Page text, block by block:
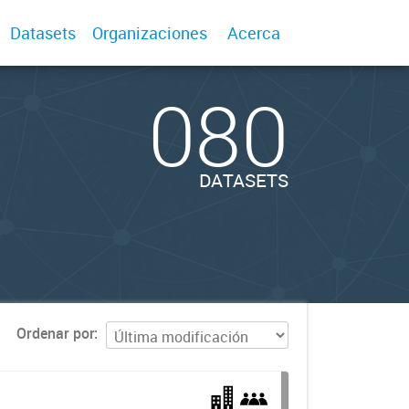
Datasets Organizaciones Acerca
080
DATASETS
Ordenar por